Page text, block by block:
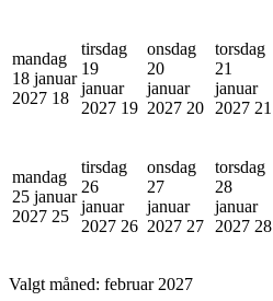
mandag
18 januar
2027 18
tirsdag
19
januar
2027 19
onsdag
20
januar
2027 20
torsdag
21
januar
2027 21
mandag
25 januar
2027 25
tirsdag
26
januar
2027 26
onsdag
27
januar
2027 27
torsdag
28
januar
2027 28
Valgt måned: februar 2027